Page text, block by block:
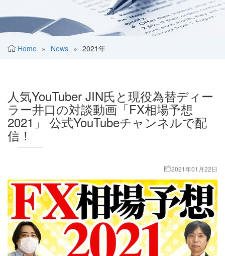
Home » News » 2021年
人気YouTuber JIN氏と現役為替ディー
ラー井口の対談動画「FX相場予想
2021」 公式YouTubeチャンネルで配
信！
2021年01月22日